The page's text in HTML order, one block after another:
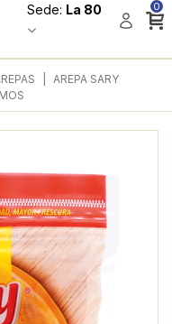
Sede: La 80 0
AREPA SARY